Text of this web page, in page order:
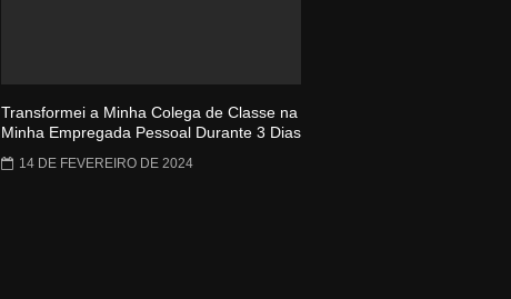
Transformei a Minha Colega de Classe na
Minha Empregada Pessoal Durante 3 Dias
14 DE FEVEREIRO DE 2024